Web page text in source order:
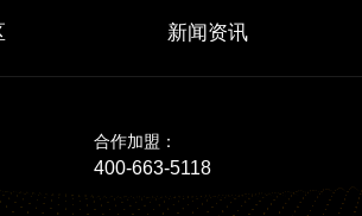
新闻资讯
合作加盟：
400-663-5118